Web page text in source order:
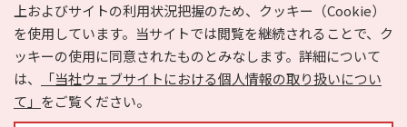
上およびサイトの利用状況把握のため、クッキー（Cookie）
を使用しています。当サイトでは閲覧を継続されることで、ク
ッキーの使用に同意されたものとみなします。詳細について
は、
「当社ウェブサイトにおける個人情報の取り扱いについ
て」 をご覧ください。
e-NAVITA（イーナビタ）とは？ お気に入り
ヘルプ
利用規約
個人情報の取り扱いについて
運営会社
サイトマップ
広告掲載に関するお問い合わせ